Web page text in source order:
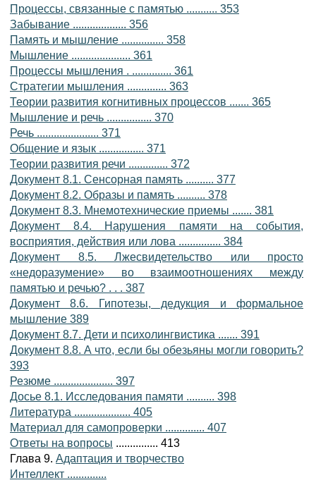
Процессы, связанные с памятью ........... 353
Забывание ................... 356
Память и мышление ............... 358
Мышление ..................... 361
Процессы мышления . .............. 361
Стратегии мышления .............. 363
Теории развития когнитивных процессов ....... 365
Мышление и речь ................ 370
Речь ...................... 371
Общение и язык ................ 371
Теории развития речи .............. 372
Документ 8.1. Сенсорная память .......... 377
Документ 8.2. Образы и память .......... 378
Документ 8.3. Мнемотехнические приемы ....... 381
Документ 8.4. Нарушения памяти на события,
восприятия, действия или лова ............... 384
Документ 8.5. Лжесвидетельство или просто
«недоразумение» во взаимоотношениях между
памятью и речью? . . . 387
Документ 8.6. Гипотезы, дедукция и формальное
мышление 389
Документ 8.7. Дети и психолингвистика ....... 391
Документ 8.8. А что, если бы обезьяны могли говорить?
393
Резюме ..................... 397
Досье 8.1. Исследования памяти .......... 398
Литература .................... 405
Материал для самопроверки .............. 407
Ответы на вопросы ............... 413
Глава 9. Адаптация и творчество
Интеллект ..............